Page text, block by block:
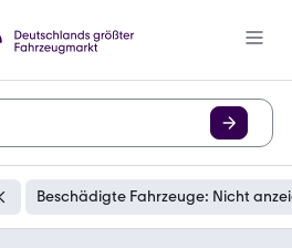
Beschädigte Fahrzeuge: Nicht